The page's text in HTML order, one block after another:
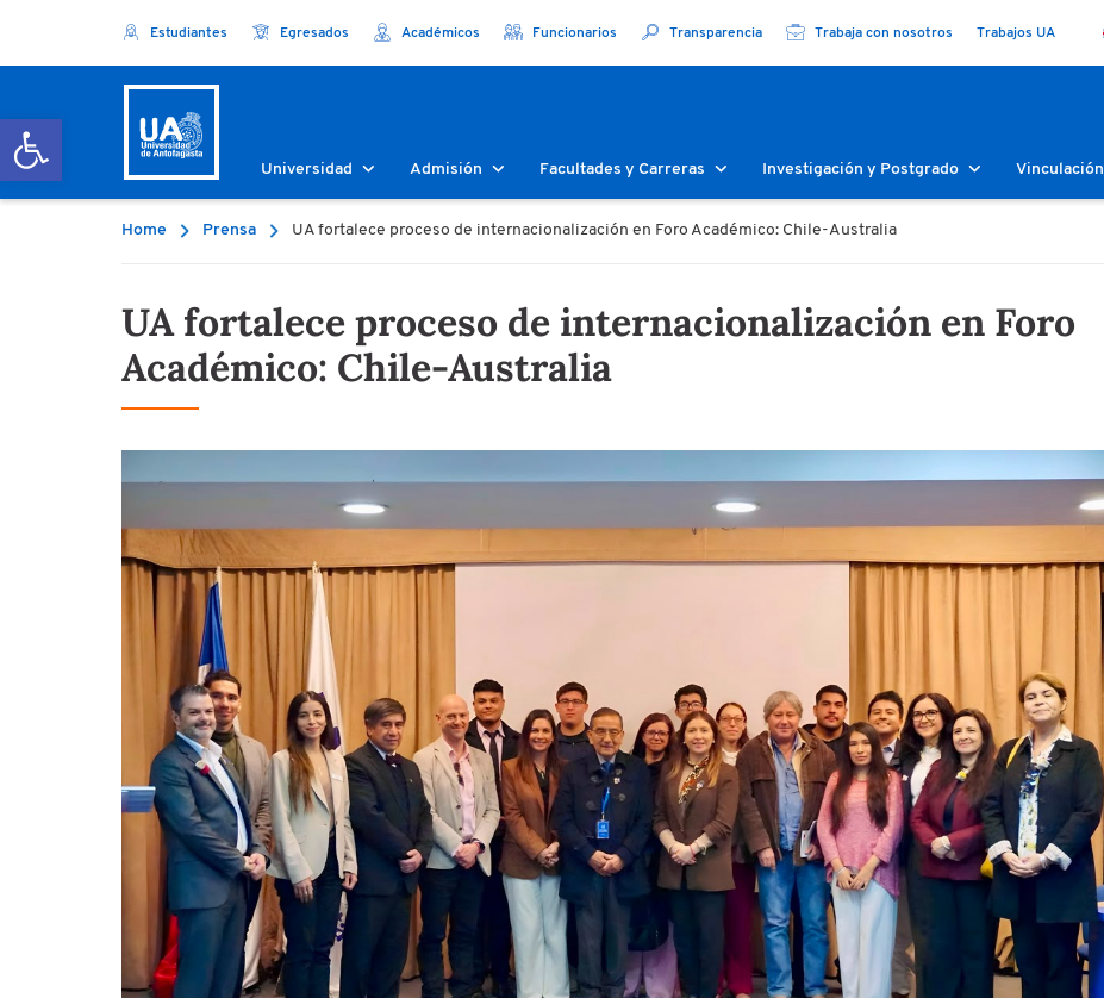
Abrir barra de herramientas
Estudiantes Egresados Académicos Funcionarios Transparencia Trabaja con nosotros Trabajos UA
Universidad Admisión Facultades y Carreras Investigación y Postgrado Vinculación
Home Prensa UA fortalece proceso de internacionalización en Foro Académico: Chile-Australia
UA fortalece proceso de internacionalización en Foro
Académico: Chile-Australia